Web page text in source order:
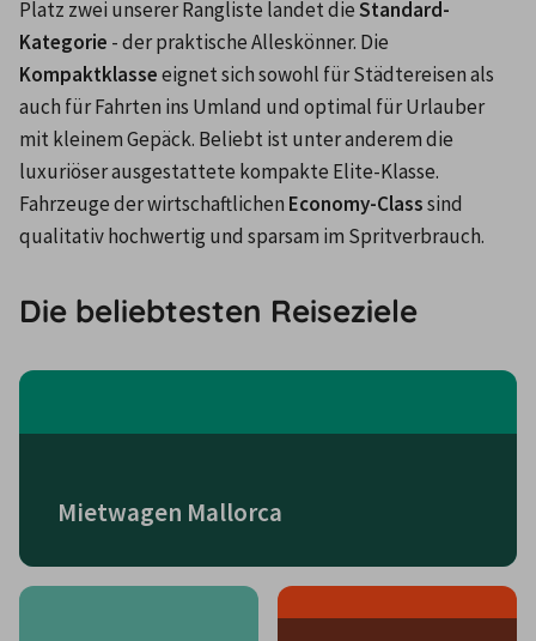
Platz zwei unserer Rangliste landet die Standard-
Kategorie
Kompaktklasse eignet sich sowohl für Städtereisen als
auch für Fahrten ins Umland und optimal für Urlauber
mit kleinem Gepäck. Beliebt ist unter anderem die
luxuriöser ausgestattete kompakte Elite-Klasse.
Fahrzeuge der wirtschaftlichen Economy-Class sind
qualitativ hochwertig und sparsam im Spritverbrauch.
Die beliebtesten Reiseziele
Mietwagen Mallorca